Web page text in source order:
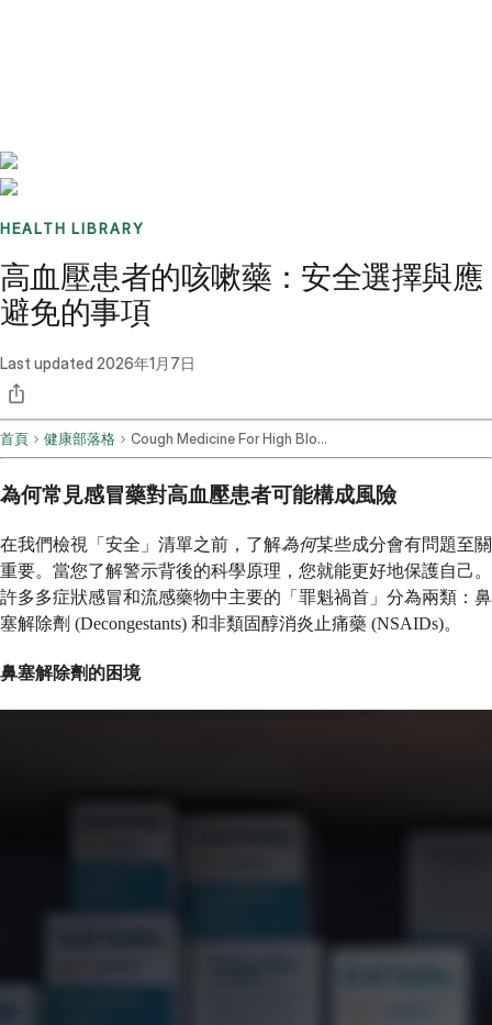
HEALTH LIBRARY
高血壓患者的咳嗽藥：安全選擇與應
避免的事項
Last updated 2026年1月7日
首頁 健康部落格 Cough Medicine For High Blood Pressure
為何常見感冒藥對高血壓患者可能構成風險
在我們檢視「安全」清單之前，了解為何某些成分會有問題至關
重要。當您了解警示背後的科學原理，您就能更好地保護自己。
許多多症狀感冒和流感藥物中主要的「罪魁禍首」分為兩類：鼻
塞解除劑 (Decongestants) 和非類固醇消炎止痛藥 (NSAIDs)。
鼻塞解除劑的困境